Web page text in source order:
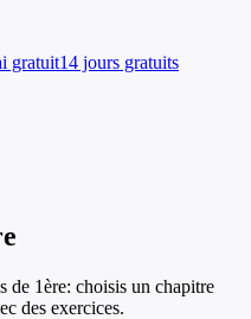
gratuit14 jours gratuits
de 1ère: choisis un chapitre
des exercices.